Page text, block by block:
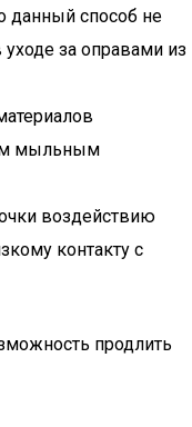
данный способ не
за оправами из
мыльным
воздействию
контакту с
продлить